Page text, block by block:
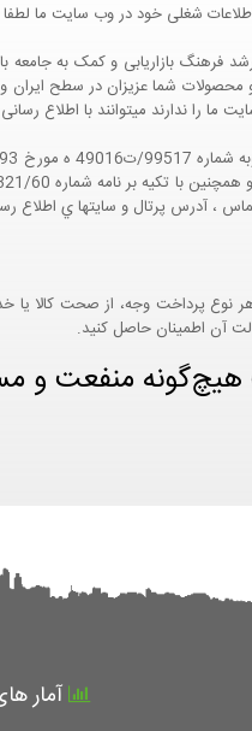
شغلی خود در وب سایت ما
شما عزیزان در سطح ایران
ما را ندارند میتوانند با اطلاع
، آدرس پرتال و سايتها ي اطلاع
نوع پرداخت وجه، از صحت کالا
آن اطمینان حاصل کنید.
منفعت و
آمار